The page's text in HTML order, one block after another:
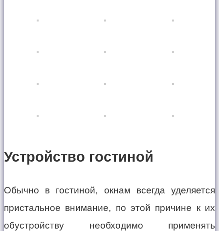
Устройство гостиной
Обычно в гостиной, окнам всегда уделяется
пристальное внимание, по этой причине к их
обустройству необходимо применять